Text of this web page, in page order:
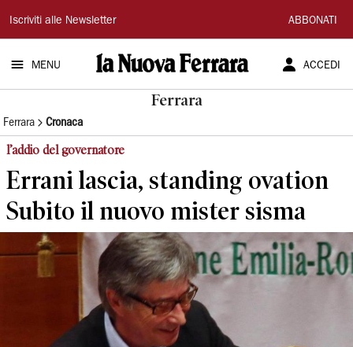
La
Nuova
Ferrara
Iscriviti alle Newsletter ABBONATI
MENU ACCEDI
Ferrara
Ferrara Cronaca
l’addio del governatore
Errani lascia, standing ovation
Subito il nuovo mister sisma